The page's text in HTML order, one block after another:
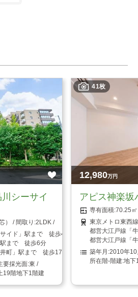
シーサイ
）
2LDK
イド」駅まで 徒歩4分
駅まで 徒歩6分
町」駅まで 徒歩17分
東
19階地下1階建
41枚
12,980万円
アピス神楽坂
70.25
東京メトロ東西
都営大江戸線「
都営大江戸線「
2010年10
地下